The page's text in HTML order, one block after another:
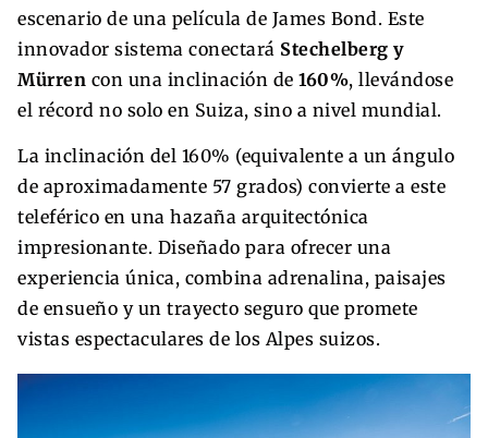
escenario de una película de James Bond. Este
innovador sistema conectará Stechelberg y
Mürren con una inclinación de 160%, llevándose
el récord no solo en Suiza, sino a nivel mundial.
La inclinación del 160% (equivalente a un ángulo
de aproximadamente 57 grados) convierte a este
teleférico en una hazaña arquitectónica
impresionante. Diseñado para ofrecer una
experiencia única, combina adrenalina, paisajes
de ensueño y un trayecto seguro que promete
vistas espectaculares de los Alpes suizos.